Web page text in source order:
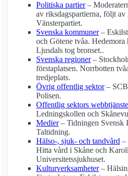
Politiska partier–
av riksdagspartierna, följt
Vänsterpartiet.
Svenska kommuner–
och Götene tvåa. Hedemora
Ljusdals tog bronset..
Svenska regioner–
förstaplatsen. Norrbotten
tredjeplats.
Övrig offentlig sektor–
Polisen.
Offentlig sektors
Ledningskollen och
Medier– Tidningen Svensk
Taltidning.
Hälso-, sjuk- och tandvård –
Hitta vård i Skåne och
Universitetssjukhuset.
Kulturverksamheter–